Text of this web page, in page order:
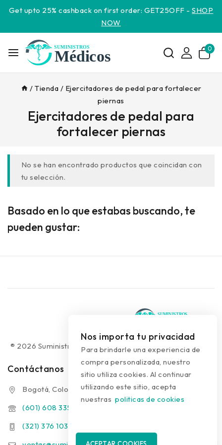
Get upto 25% cashback on first order: GET25OFF -SHOP
NOW
0
/ Tienda / Ejercitadores de pedal para fortalecer
piernas
Ejercitadores de pedal para
fortalecer piernas
No se han encontrado productos que coincidan con
tu selección.
Basado en lo que estabas buscando, te
pueden gustar:
® 2026 Suministros Médicos Diseño web: colguía.com.co
Contáctanos
Bogotá, Colombia
(601) 608 3354
(321) 376 1031 - (313) 289 9910
Nos importa tu privacidad
Para brindarle una experiencia de
compra personalizada, nuestro
sitio utiliza cookies. Al continuar
utilizando este sitio, acepta
nuestras politicas de cookies